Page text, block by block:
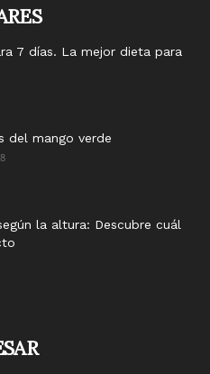
7 días. La mejor dieta para
del mango verde
la altura: Descubre cuál